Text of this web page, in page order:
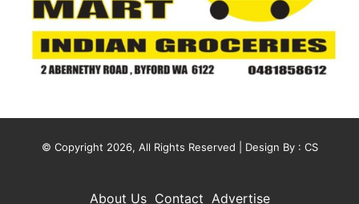
© Copyright 2026, All Rights Reserved | Design By : CS
About Us Contact Advertise